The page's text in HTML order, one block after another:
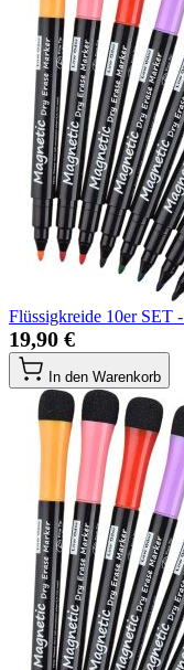
Flüssigkreide 10er SET
19,90 €
In den Warenkorb